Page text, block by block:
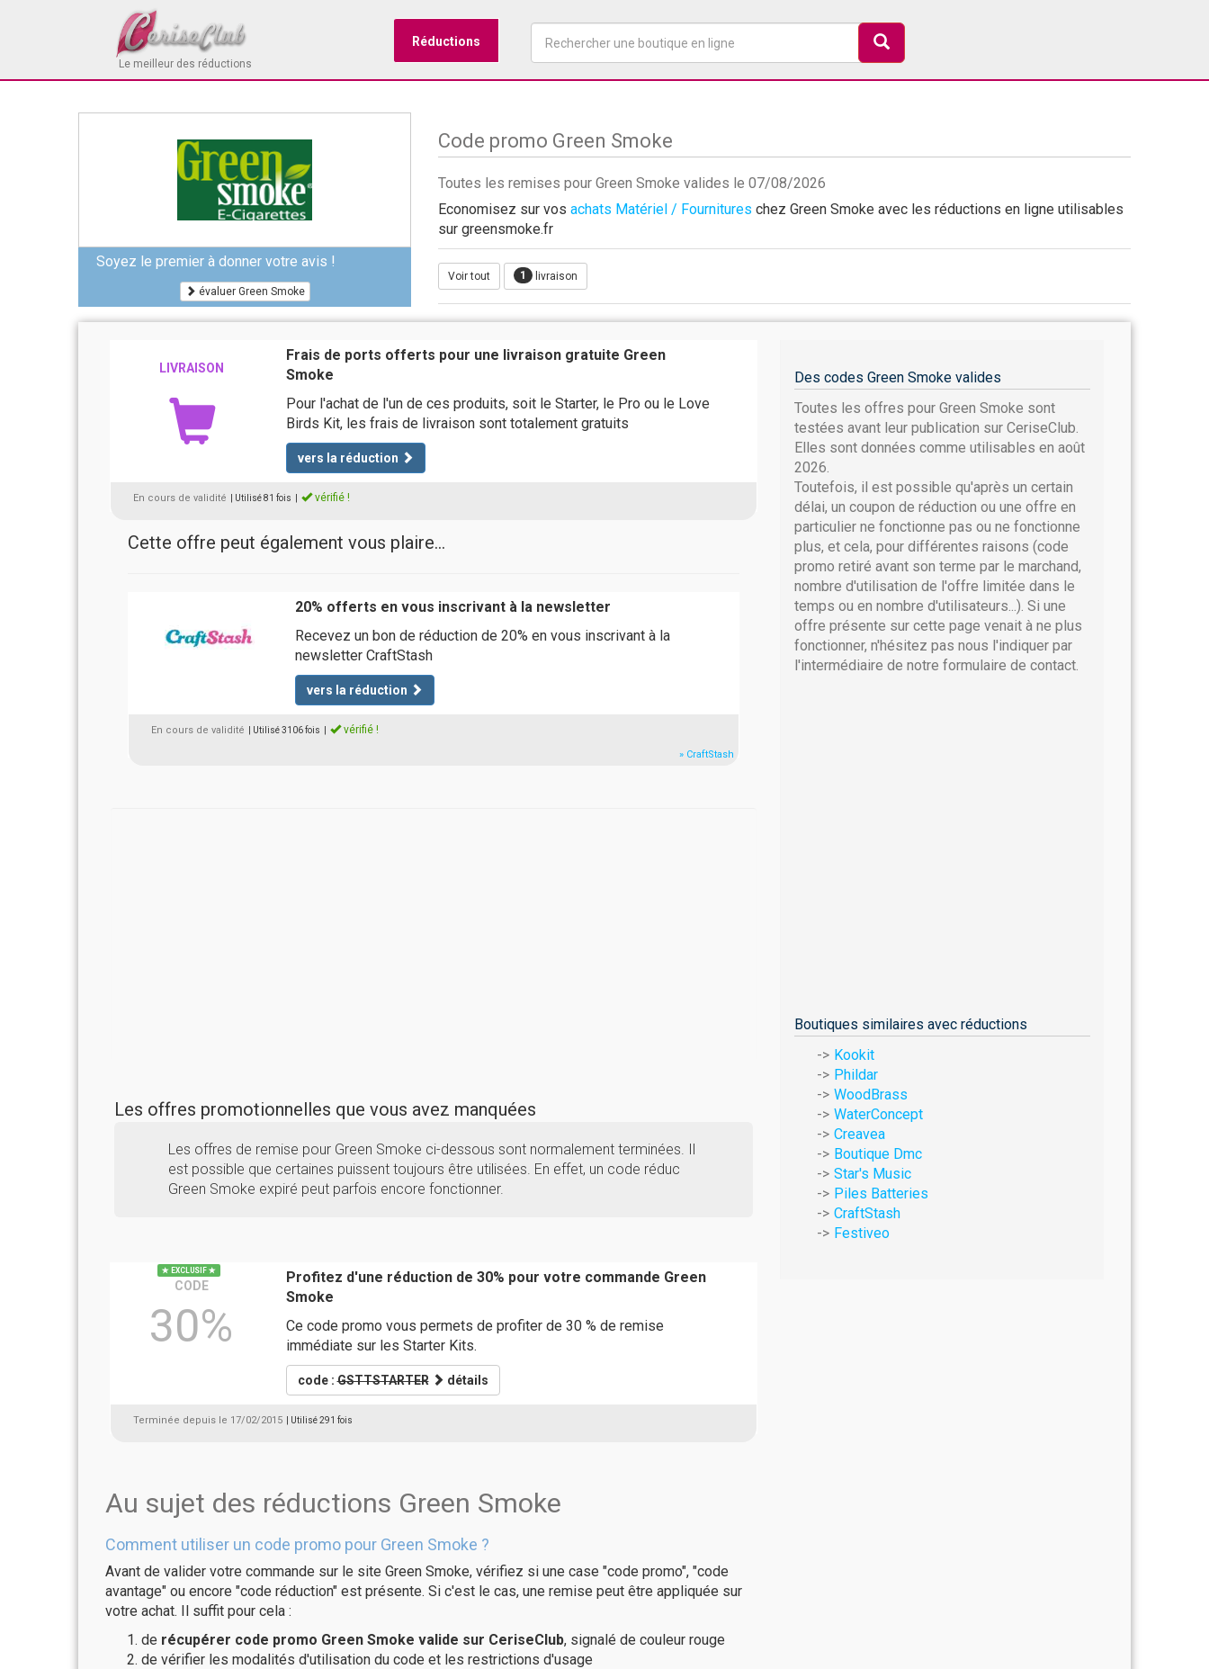
Le meilleur des réductions
Réductions
Soyez le premier à donner votre avis !
évaluer Green Smoke
Code promo Green Smoke
Toutes les remises pour Green Smoke valides le 07/08/2026
Economisez sur vos achats Matériel / Fournitures chez Green Smoke avec les réductions en ligne utilisables
sur greensmoke.fr
Voir tout 1 livraison
LIVRAISON
Frais de ports offerts pour une livraison gratuite Green
Smoke
Pour l'achat de l'un de ces produits, soit le Starter, le Pro ou le Love
Birds Kit, les frais de livraison sont totalement gratuits
vers la réduction
En cours de validité | Utilisé 81 fois vérifié !
Cette offre peut également vous plaire...
20% offerts en vous inscrivant à la newsletter
Recevez un bon de réduction de 20% en vous inscrivant à la
newsletter CraftStash
vers la réduction
En cours de validité | Utilisé 3106 fois vérifié !
» CraftStash
Les offres promotionnelles que vous avez manquées
Les offres de remise pour Green Smoke ci-dessous sont normalement terminées. Il
est possible que certaines puissent toujours être utilisées. En effet, un code réduc
Green Smoke expiré peut parfois encore fonctionner.
EXCLUSIF
CODE
30%
Profitez d'une réduction de 30% pour votre commande Green
Smoke
Ce code promo vous permets de profiter de 30 % de remise
immédiate sur les Starter Kits.
code :GSTTSTARTER détails
Terminée depuis le 17/02/2015 | Utilisé 291 fois
Au sujet des réductions Green Smoke
Comment utiliser un code promo pour Green Smoke ?
Avant de valider votre commande sur le site Green Smoke, vérifiez si une case "code promo", "code
avantage" ou encore "code réduction" est présente. Si c'est le cas, une remise peut être appliquée sur
votre achat. Il suffit pour cela :
de récupérer code promo Green Smoke valide sur CeriseClub, signalé de couleur rouge
de vérifier les modalités d'utilisation du code et les restrictions d'usage
Des codes Green Smoke valides
Toutes les offres pour Green Smoke sont
testées avant leur publication sur CeriseClub.
Elles sont données comme utilisables en août
2026.
Toutefois, il est possible qu'après un certain
délai, un coupon de réduction ou une offre en
particulier ne fonctionne pas ou ne fonctionne
plus, et cela, pour différentes raisons (code
promo retiré avant son terme par le marchand,
nombre d'utilisation de l'offre limitée dans le
temps ou en nombre d'utilisateurs...). Si une
offre présente sur cette page venait à ne plus
fonctionner, n'hésitez pas nous l'indiquer par
l'intermédiaire de notre formulaire de contact.
Boutiques similaires avec réductions
Kookit
Phildar
WoodBrass
WaterConcept
Creavea
Boutique Dmc
Star's Music
Piles Batteries
CraftStash
Festiveo